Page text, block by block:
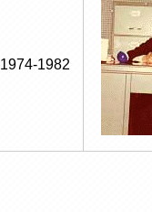
1974-1982